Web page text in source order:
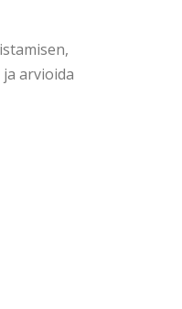
arvioida